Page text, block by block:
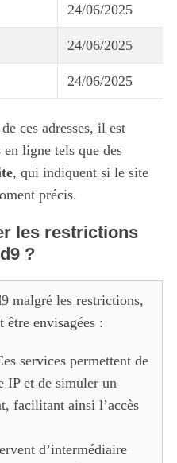
24/06/2025
24/06/2025
24/06/2025
ces adresses, il est
ligne tels que des
, qui indiquent si le site
précis.
les restrictions
?
malgré les restrictions,
être envisagées :
services permettent de
IP et de simuler un
facilitant ainsi l’accès
d’intermédiaire